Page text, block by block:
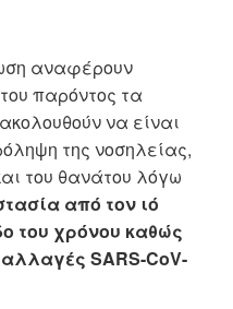
αναφέρουν
παρόντος τα
να είναι
της νοσηλείας,
του θανάτου λόγω
από τον ιό
του χρόνου καθώς
SARS-CoV-